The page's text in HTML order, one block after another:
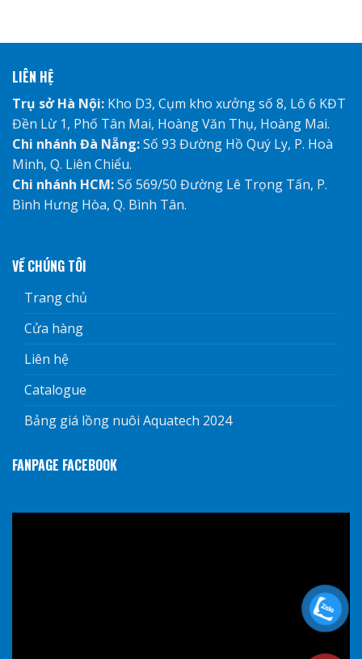
LIÊN HỆ
Trụ sở Hà Nội: Kho D3, Cụm kho xưởng số 8, Lô 6 KĐT
Đền Lừ 1, Phố Tân Mai, Hoàng Văn Thụ, Hoàng Mai.
Chi nhánh Đà Nẵng:Số 93 Đường Hồ Quý Ly, P. Hoà
Minh, Q. Liên Chiểu.
Chi nhánh HCM:Số 569/50 Đường Lê Trọng Tấn, P.
Bình Hưng Hòa, Q. Bình Tân.
VỀ CHÚNG TÔI
Trang chủ
Cửa hàng
Liên hệ
Catalogue
Bảng giá lồng nuôi Aquatech 2024
FANPAGE FACEBOOK